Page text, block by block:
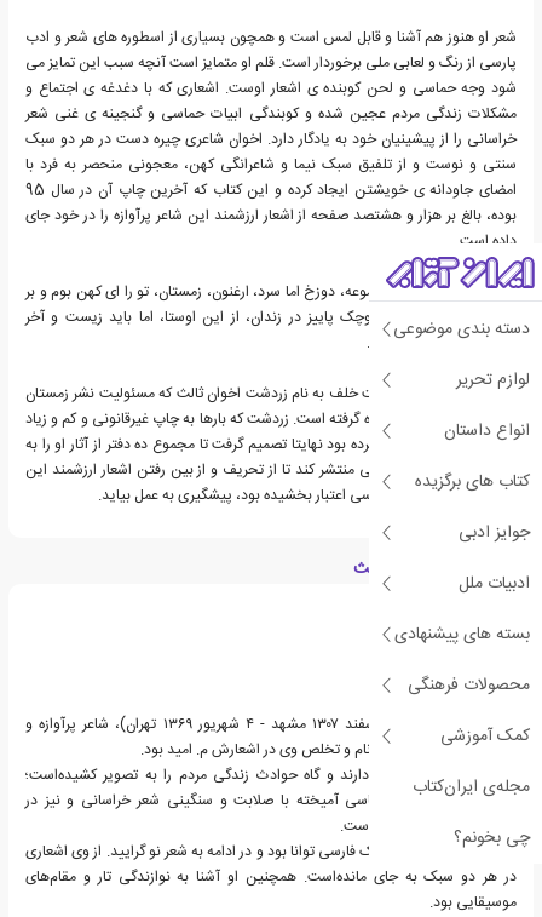
دسته بندی موضوعی
لوازم تحریر
انواع داستان
کتاب های برگزیده
جوایز ادبی
ادبیات ملل
بسته های پیشنهادی
محصولات فرهنگی
کمک آموزشی
مجله‌ی ایران‌کتاب
چی بخونم؟
شعر او هنوز هم آشنا و قابل لمس است و همچون بسیاری از اسطوره های شعر و ادب
پارسی از رنگ و لعابی ملی برخوردار است. قلم او متمایز است آنچه سبب این تمایز می
شود وجه حماسی و لحن کوبنده ی اشعار اوست. اشعاری که با دغدغه ی اجتماع و
مشکلات زندگی مردم عجین شده و کوبندگی ابیات حماسی و گنجینه ی غنی شعر
خراسانی را از پیشینیان خود به یادگار دارد. اخوان شاعری چیره دست در هر دو سبک
سنتی و نوست و از تلفیق سبک نیما و شاعرانگی کهن، معجونی منحصر به فرد با
امضای جاودانه ی خویشتن ایجاد کرده و این کتاب که آخرین چاپ آن در سال 95
بوده، بالغ بر هزار و هشتصد صفحه از اشعار ارزشمند این شاعر پرآوازه را در خود جای
داده است.
کتاب های اصلی این مجموعه، دوزخ اما سرد، ارغنون، زمستان، تو را ای کهن بوم و بر
دوست دارم، در حیاط کوچک پاییز در زندان، از این اوستا، اما باید زیست و آخر
شاهنامه را شامل می شود.
شاعر ارجمند را پسری است خلف به نام زردشت اخوان ثالث که مسئولیت نشر زمستان
و انتشار آثار پدر را به عهده گرفته است. زردشت که بارها به چاپ غیرقانونی و کم و زیاد
شدن اشعار پدر اعتراض کرده بود نهایتا تصمیم گرفت تا مجموع ده دفتر از آثار او را به
صورت یک مجموعه ی کلی منتشر کند تا از تحریف و از بین رفتن اشعار ارزشمند این
شاعر که قلمش به شعر پارسی اعتبار بخشیده بود، پیشگیری به عمل بیاید.
درباره مهدی اخوان ثالث
مهدی اخوان ثالث (۱۰ اسفند ۱۳۰۷ مشهد - ۴ شهریور ۱۳۶۹ تهران)، شاعر پرآوازه و
موسیقی‌پژوه ایرانی بود. نام و تخلص وی در اشعارش م. امید بود.
اشعار او زمینهٔ اجتماعی دارند و گاه حوادث زندگی مردم را به تصویر کشیده‌است؛
همچنین دارای لحن حماسی آمیخته با صلابت و سنگینی شعر خراسانی و نیز در
بردارندهٔ ترکیبات نو و تازه است.
اخوان ثالث در شعر کلاسیک فارسی توانا بود و در ادامه به شعر نو گرایید. از وی اشعاری
در هر دو سبک به جای مانده‌است. همچنین او آشنا به نوازندگی تار و مقام‌های
موسیقایی بود.